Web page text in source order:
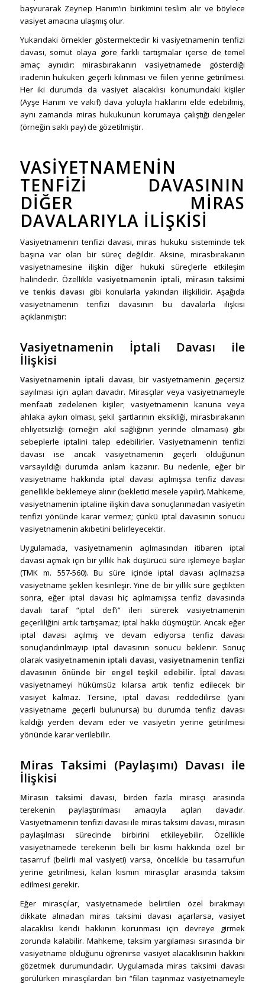
başvurarak Zeynep Hanım’ın birikimini teslim alır ve böylece
vasiyet amacına ulaşmış olur.
Yukarıdaki örnekler göstermektedir ki vasiyetnamenin tenfizi
davası, somut olaya göre farklı tartışmalar içerse de temel
amaç aynıdır: mirasbırakanın vasiyetnamede gösterdiği
iradenin hukuken geçerli kılınması ve fiilen yerine getirilmesi.
Her iki durumda da vasiyet alacaklısı konumundaki kişiler
(Ayşe Hanım ve vakıf) dava yoluyla haklarını elde edebilmiş,
aynı zamanda miras hukukunun korumaya çalıştığı dengeler
(örneğin saklı pay) de gözetilmiştir.
VASIYETNAMENIN
TENFIZI DAVASININ
DIĞER MIRAS
DAVALARIYLA İLIŞKISI
Vasiyetnamenin tenfizi davası, miras hukuku sisteminde tek
başına var olan bir süreç değildir. Aksine, mirasbırakanın
vasiyetnamesine ilişkin diğer hukuki süreçlerle etkileşim
halindedir. Özellikle vasiyetnamenin iptali, mirasın taksimi
ve tenkis davası gibi konularla yakından ilişkilidir. Aşağıda
vasiyetnamenin tenfizi davasının bu davalarla ilişkisi
açıklanmıştır:
Vasiyetnamenin İptali Davası ile
İlişkisi
Vasiyetnamenin iptali davası, bir vasiyetnamenin geçersiz
sayılması için açılan davadır. Mirasçılar veya vasiyetnameyle
menfaati zedelenen kişiler; vasiyetnamenin kanuna veya
ahlaka aykırı olması, şekil şartlarının eksikliği, mirasbırakanın
ehliyetsizliği (örneğin akıl sağlığının yerinde olmaması) gibi
sebeplerle iptalini talep edebilirler. Vasiyetnamenin tenfizi
davası ise ancak vasiyetnamenin geçerli olduğunun
varsayıldığı durumda anlam kazanır. Bu nedenle, eğer bir
vasiyetname hakkında iptal davası açılmışsa tenfiz davası
genellikle beklemeye alınır (bekletici mesele yapılır). Mahkeme,
vasiyetnamenin iptaline ilişkin dava sonuçlanmadan vasiyetin
tenfizi yönünde karar vermez; çünkü iptal davasının sonucu
vasiyetnamenin akıbetini belirleyecektir.
Uygulamada, vasiyetnamenin açılmasından itibaren iptal
davası açmak için bir yıllık hak düşürücü süre işlemeye başlar
(TMK m. 557-560). Bu süre içinde iptal davası açılmazsa
vasiyetname şeklen kesinleşir. Yine de bir yıllık süre geçtikten
sonra, eğer iptal davası hiç açılmamışsa tenfiz davasında
davalı taraf “iptal def’i” ileri sürerek vasiyetnamenin
geçerliliğini artık tartışamaz; iptal hakkı düşmüştür. Ancak eğer
iptal davası açılmış ve devam ediyorsa tenfiz davası
sonuçlandırılmayıp iptal davasının sonucu beklenir. Sonuç
olarak vasiyetnamenin iptali davası, vasiyetnamenin tenfizi
davasının önünde bir engel teşkil edebilir.İptal davası
vasiyetnameyi hükümsüz kılarsa artık tenfiz edilecek bir
vasiyet kalmaz. Tersine, iptal davası reddedilirse (yani
vasiyetname geçerli bulunursa) bu durumda tenfiz davası
kaldığı yerden devam eder ve vasiyetin yerine getirilmesi
yönünde karar verilebilir.
Miras Taksimi (Paylaşımı) Davası ile
İlişkisi
Mirasın taksimi davası, birden fazla mirasçı arasında
terekenin paylaştırılması amacıyla açılan davadır.
Vasiyetnamenin tenfizi davası ile miras taksimi davası, mirasın
paylaşılması sürecinde birbirini etkileyebilir. Özellikle
vasiyetnamede terekenin belli bir kısmı hakkında özel bir
tasarruf (belirli mal vasiyeti) varsa, öncelikle bu tasarrufun
yerine getirilmesi, kalan kısmın mirasçılar arasında taksim
edilmesi gerekir.
Eğer mirasçılar, vasiyetnamede belirtilen özel bırakmayı
dikkate almadan miras taksimi davası açarlarsa, vasiyet
alacaklısı kendi hakkının korunması için devreye girmek
zorunda kalabilir. Mahkeme, taksim yargılaması sırasında bir
vasiyetname olduğunu öğrenirse vasiyet alacaklısının hakkını
gözetmek durumundadır. Uygulamada miras taksimi davası
görülürken mirasçılardan biri “filan taşınmaz vasiyetnameyle